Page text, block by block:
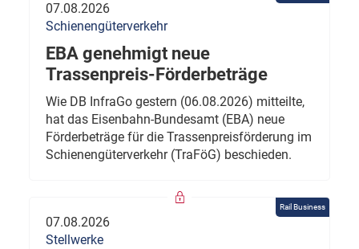
07.08.2026
Schienengüterverkehr
EBA genehmigt neue
Trassenpreis-Förderbeträge
Wie DB InfraGo gestern (06.08.2026) mitteilte,
hat das Eisenbahn-Bundesamt (EBA) neue
Förderbeträge für die Trassenpreisförderung im
Schienengüterverkehr (TraFöG) beschieden.
Rail Business
07.08.2026
Stellwerke